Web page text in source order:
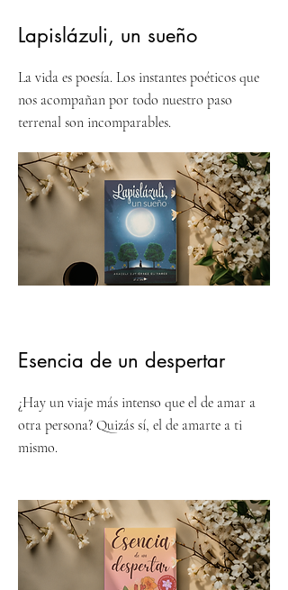
Lapislázuli, un sueño
La vida es poesía. Los instantes poéticos que
nos acompañan por todo nuestro paso
terrenal son incomparables.
Esencia de un despertar
¿Hay un viaje más intenso que el de amar a
otra persona? Quizás sí, el de amarte a ti
mismo.